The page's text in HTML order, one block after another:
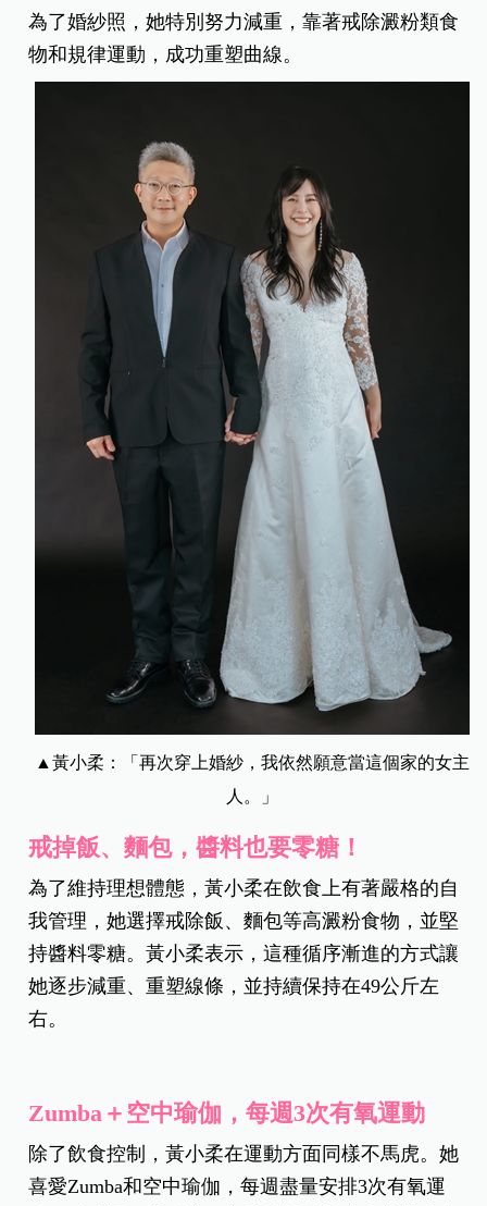
為了婚紗照，她特別努力減重，靠著戒除澱粉類食
物和規律運動，成功重塑曲線。
▲黃小柔：「 再次穿上婚紗，我依然願意當這個家的女主
人。」
戒掉飯、麵包，醬料也要零糖！
為了維持理想體態，黃小柔在飲食上有著嚴格的自
我管理，她選擇戒除飯、麵包等高澱粉食物，並堅
持醬料零糖。黃小柔表示，這種循序漸進的方式讓
她逐步減重、重塑線條，並持續保持在49公斤左
右。
Zumba ＋ 空中瑜伽，每週3次有氧運動
除了飲食控制，黃小柔在運動方面同樣不馬虎。她
喜愛Zumba和空中瑜伽，每週盡量安排3次有氧運